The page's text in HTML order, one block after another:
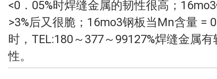
<0．05%时焊缝金属的韧性很高；
>3%后又很脆；16mo3钢板当Mn含量 =
时，TEL:180～377～99127%焊缝金属
性。